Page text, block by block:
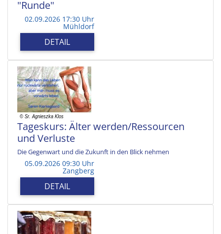
"Runde"
02.09.2026 17:30 Uhr
Mühldorf
DETAIL
Tageskurs: Älter werden/Ressourcen
und Verluste
Die Gegenwart und die Zukunft in den Blick nehmen
05.09.2026 09:30 Uhr
Zangberg
DETAIL